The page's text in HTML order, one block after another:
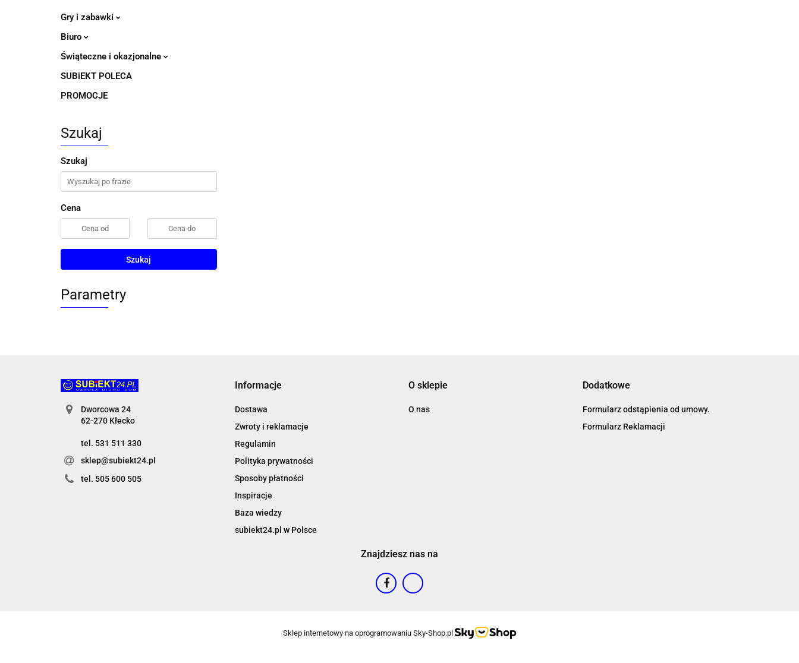
Gry i zabawki
Biuro
Świąteczne i okazjonalne
SUBiEKT POLECA
PROMOCJE
Szukaj
Szukaj
Cena
Szukaj
Parametry
Dworcowa 24
62-270 Kłecko
tel. 531 511 330
sklep@subiekt24.pl
tel. 505 600 505
Informacje
Dostawa
Zwroty i reklamacje
Regulamin
Polityka prywatności
Sposoby płatności
Inspiracje
Baza wiedzy
subiekt24.pl w Polsce
O sklepie
O nas
Dodatkowe
Formularz odstąpienia od umowy.
Formularz Reklamacji
Znajdziesz nas na
Sklep internetowy na oprogramowaniu Sky-Shop.pl